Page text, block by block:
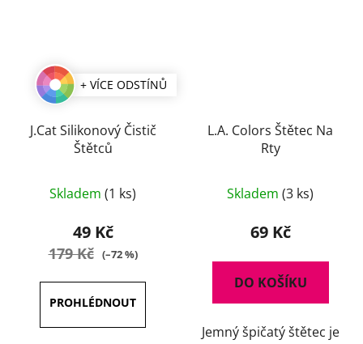
+ VÍCE ODSTÍNŮ
J.Cat Silikonový Čistič
Štětců
Skladem (1 ks)
49 Kč
179 Kč (–72 %)
L.A. Colors Štětec Na
Rty
Skladem (3 ks)
69 Kč
DO KOŠÍKU
Jemný špičatý štětec je